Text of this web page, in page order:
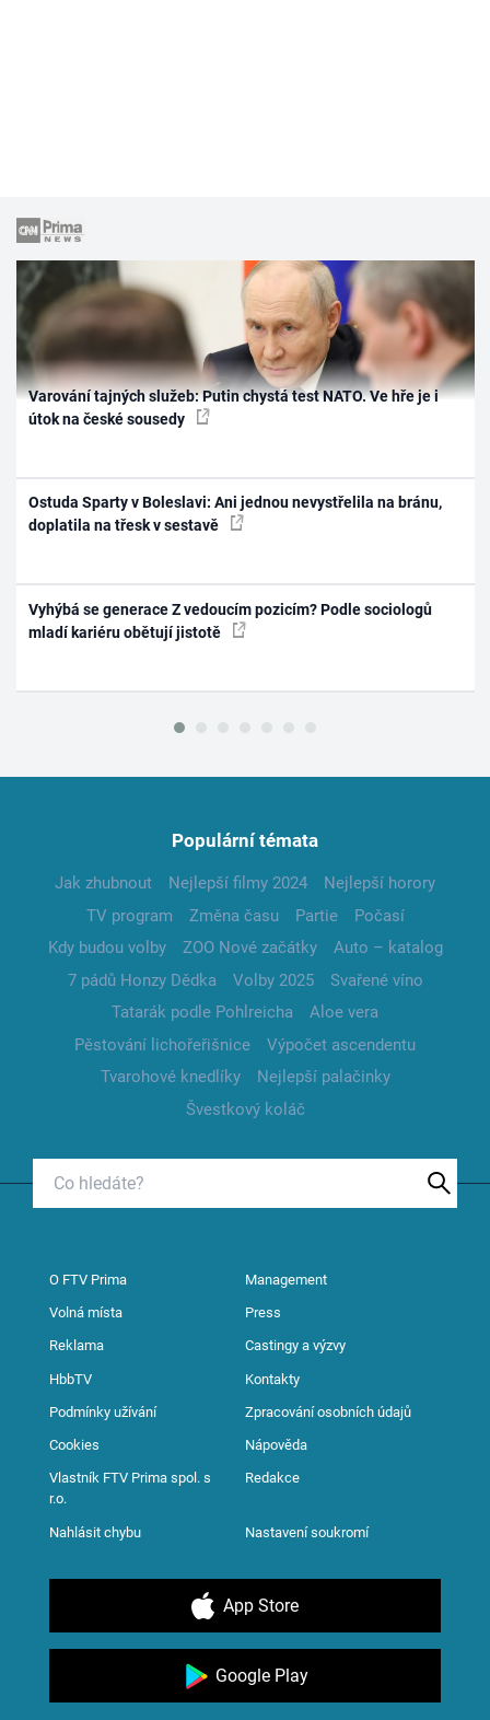
Varování tajných služeb: Putin chystá test NATO. Ve hře je i
útok na české sousedy
Ostuda Sparty v Boleslavi: Ani jednou nevystřelila na bránu,
doplatila na třesk v sestavě
Vyhýbá se generace Z vedoucím pozicím? Podle sociologů
mladí kariéru obětují jistotě
Populární témata
Jak zhubnout Nejlepší filmy 2024
Nejlepší horory
TV program
Změna času Partie
Počasí
Kdy budou volby
ZOO Nové začátky
Auto – katalog
7 pádů Honzy Dědka
Volby 2025
Svařené víno
Tatarák podle Pohlreicha
Aloe vera
Pěstování lichořeřišnice
Výpočet ascendentu
Tvarohové knedlíky
Nejlepší palačinky
Švestkový koláč
O FTV Prima Management
Volná místa Press
Reklama Castingy a výzvy
HbbTV Kontakty
Podmínky užívání Zpracování osobních údajů
Cookies Nápověda
Vlastník FTV Prima spol. s
r.o.
Redakce
Nahlásit chybu Nastavení soukromí
App Store
Google Play